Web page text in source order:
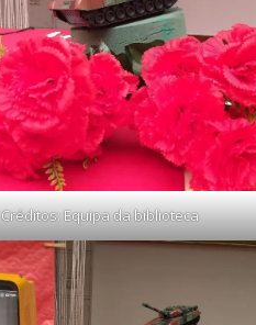
Créditos: Equipa da biblioteca